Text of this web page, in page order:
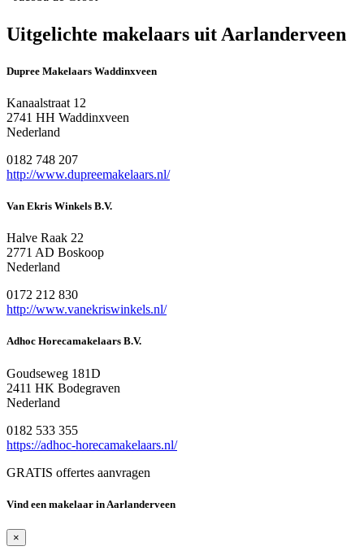
Uitgelichte makelaars uit Aarlanderveen
Dupree Makelaars Waddinxveen
Kanaalstraat 12
2741 HH Waddinxveen
Nederland
0182 748 207
http://www.dupreemakelaars.nl/
Van Ekris Winkels B.V.
Halve Raak 22
2771 AD Boskoop
Nederland
0172 212 830
http://www.vanekriswinkels.nl/
Adhoc Horecamakelaars B.V.
Goudseweg 181D
2411 HK Bodegraven
Nederland
0182 533 355
https://adhoc-horecamakelaars.nl/
GRATIS offertes aanvragen
Vind een makelaar in Aarlanderveen
×